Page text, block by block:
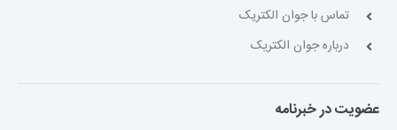
تماس با جوان الکتریک
درباره جوان الکتریک
عضویت در خبرنامه